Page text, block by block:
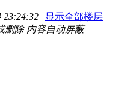
23:24:32 | 显示全部楼层
删除 内容自动屏蔽